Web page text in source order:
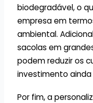
biodegradável, o
empresa em
ambiental.
sacolas em
podem reduzir os
investimento
Por fim, a